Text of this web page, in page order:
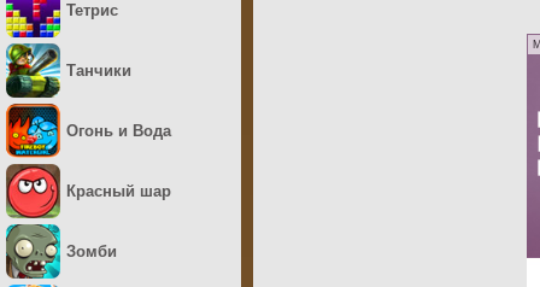
Тетрис
Танчики
Огонь и Вода
Красный шар
Зомби